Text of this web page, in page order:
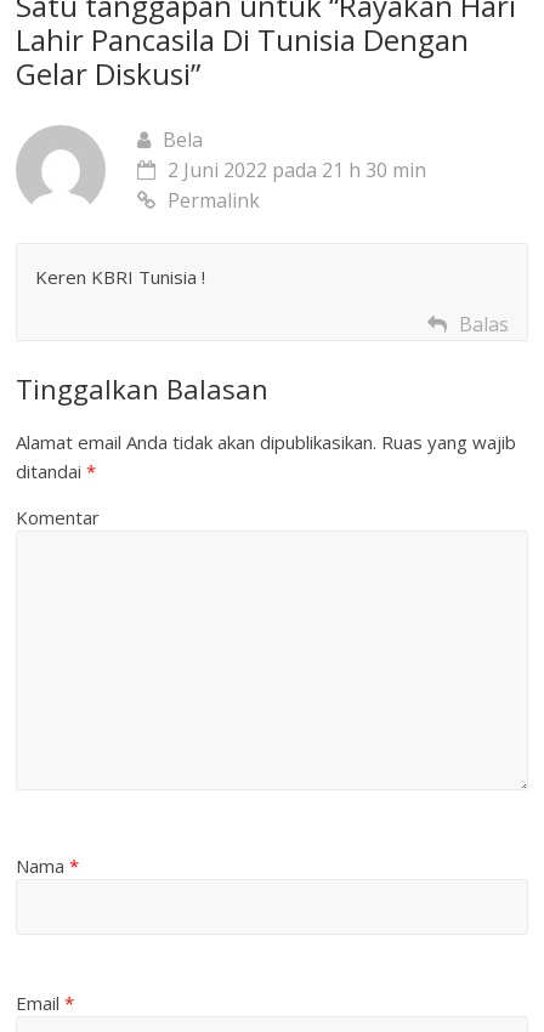
Lahir Pancasila Di Tunisia Dengan
Gelar Diskusi”
Bela
2 Juni 2022 pada 21 h 30 min
Permalink
Keren KBRI Tunisia !
Balas
Tinggalkan Balasan
Alamat email Anda tidak akan dipublikasikan. Ruas yang wajib
ditandai*
Komentar
Nama*
Email*